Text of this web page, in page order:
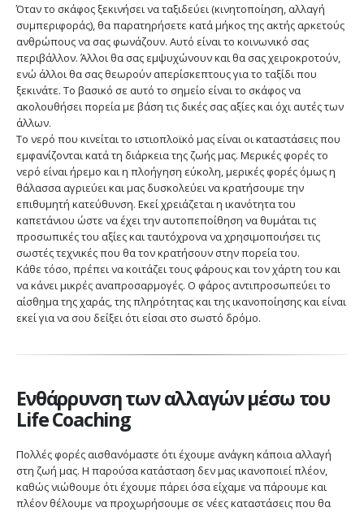
Όταν το σκάφος ξεκινήσει να ταξιδεύει (κινητοποίηση, αλλαγή
συμπεριφοράς), θα παρατηρήσετε κατά μήκος της ακτής αρκετούς
ανθρώπους να σας φωνάζουν. Αυτό είναι το κοινωνικό σας
περιβάλλον. Άλλοι θα σας εμψυχώνουν και θα σας χειροκροτούν,
ενώ άλλοι θα σας θεωρούν απερίσκεπτους για το ταξίδι που
ξεκινάτε. Το βασικό σε αυτό το σημείο είναι το σκάφος να
ακολουθήσει πορεία με βάση τις δικές σας αξίες και όχι αυτές των
άλλων.
Το νερό που κινείται το ιστιοπλοϊκό μας είναι οι καταστάσεις που
εμφανίζονται κατά τη διάρκεια της ζωής μας. Μερικές φορές το
νερό είναι ήρεμο και η πλοήγηση εύκολη, μερικές φορές όμως η
θάλασσα αγριεύει και μας δυσκολεύει να κρατήσουμε την
επιθυμητή κατεύθυνση. Εκεί χρειάζεται η ικανότητα του
καπετάνιου ώστε να έχει την αυτοπεποίθηση να θυμάται τις
προσωπικές του αξίες και ταυτόχρονα να χρησιμοποιήσει τις
σωστές τεχνικές που θα τον κρατήσουν στην πορεία του.
Κάθε τόσο, πρέπει να κοιτάζει τους φάρους και τον χάρτη του και
να κάνει μικρές αναπροσαρμογές. Ο φάρος αντιπροσωπεύει το
αίσθημα της χαράς, της πληρότητας και της ικανοποίησης και είναι
εκεί για να σου δείξει ότι είσαι στο σωστό δρόμο.
Ενθάρρυνση των αλλαγών μέσω του
Life Coaching
Πολλές φορές αισθανόμαστε ότι έχουμε ανάγκη κάποια αλλαγή
στη ζωή μας. Η παρούσα κατάσταση δεν μας ικανοποιεί πλέον,
καθώς νιώθουμε ότι έχουμε πάρει όσα είχαμε να πάρουμε και
πλέον θέλουμε να προχωρήσουμε σε νέες καταστάσεις που θα